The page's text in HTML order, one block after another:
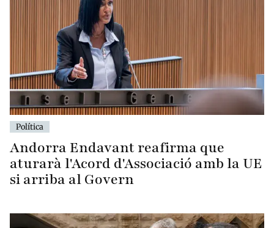
Política
Andorra Endavant reafirma que
aturarà l'Acord d'Associació amb la UE
si arriba al Govern